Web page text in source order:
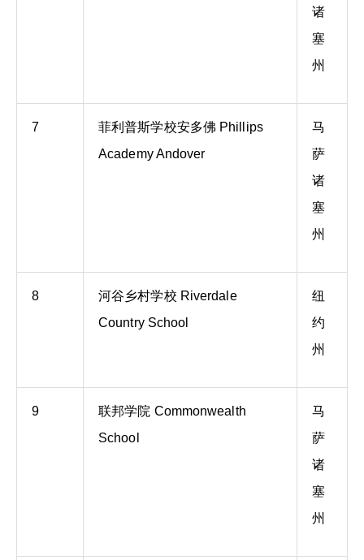
诸
塞
州
7
菲利普斯学校安多佛 Phillips
Academy Andover
马
萨
诸
塞
州
8
河谷乡村学校 Riverdale
Country School
纽
约
州
9
联邦学院 Commonwealth
School
马
萨
诸
塞
州